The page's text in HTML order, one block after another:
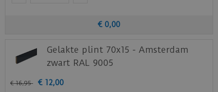
€ 0,00
Gelakte plint 70x15 - Amsterdam
zwart RAL 9005
€ 16,95 € 12,00